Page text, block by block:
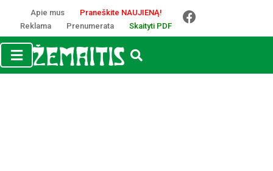
Apie mus
Praneškite NAUJIENĄ!
Reklama
Prenumerata Skaityti PDF